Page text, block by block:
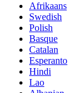
Afrikaans
Swedish
Polish
Basque
Catalan
Esperanto
Hindi
Lao